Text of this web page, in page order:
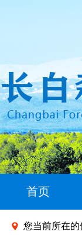
首页
您当前所在的